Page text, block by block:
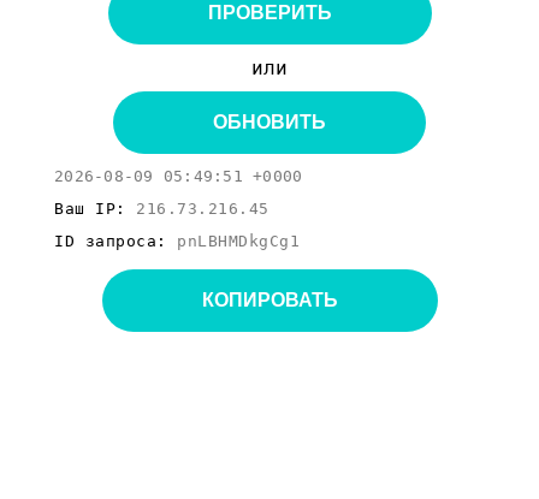
ПРОВЕРИТЬ
или
ОБНОВИТЬ
2026-08-09 05:49:51 +0000
Ваш IP: 216.73.216.45
ID запроса: pnLBHMDkgCg1
КОПИРОВАТЬ